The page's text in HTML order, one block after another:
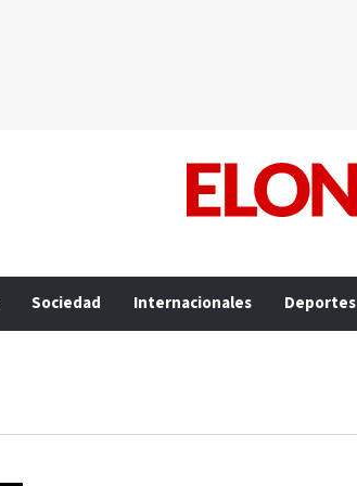
Sociedad Internacionales Deportes